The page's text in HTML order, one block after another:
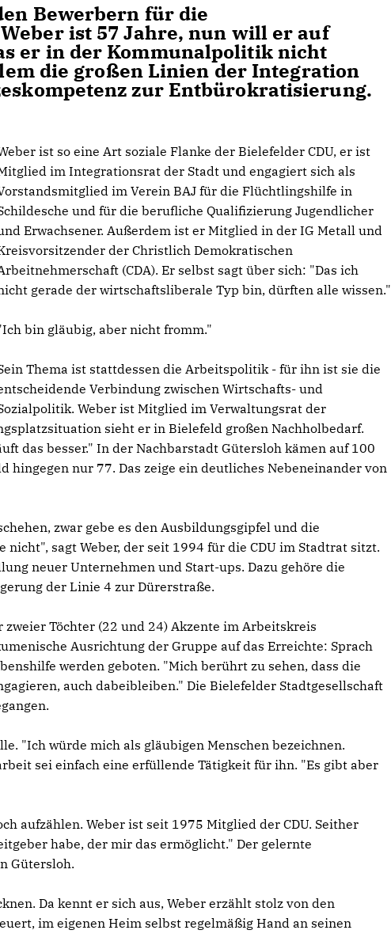
Bewerbern für die
ist 57 Jahre, nun will er auf
er in der Kommunalpolitik nicht
die großen Linien der Integration
zur Entbürokratisierung.
ist so eine Art soziale Flanke der Bielefelder CDU, er ist
im Integrationsrat der Stadt und engagiert sich als
im Verein BAJ für die Flüchtlingshilfe in
und für die berufliche Qualifizierung Jugendlicher
Erwachsener. Außerdem ist er Mitglied in der IG Metall und
der Christlich Demokratischen
(CDA). Er selbst sagt über sich: "Das ich
gerade der wirtschaftsliberale Typ bin, dürften alle wissen."
bin gläubig, aber nicht fromm."
Thema ist stattdessen die Arbeitspolitik - für ihn ist sie die
Verbindung zwischen Wirtschafts- und
Weber ist Mitglied im Verwaltungsrat der
sieht er in Bielefeld großen Nachholbedarf.
das besser." In der Nachbarstadt Gütersloh kämen auf 100
nur 77. Das zeige ein deutliches Nebeneinander von
zwar gebe es den Ausbildungsgipfel und die
sagt Weber, der seit 1994 für die CDU im Stadtrat sitzt.
neuer Unternehmen und Start-ups. Dazu gehöre die
der Linie 4 zur Dürerstraße.
Töchter (22 und 24) Akzente im Arbeitskreis
Ausrichtung der Gruppe auf das Erreichte: Sprach
werden geboten. "Mich berührt zu sehen, dass die
auch dabeibleiben." Die Bielefelder Stadtgesellschaft
"Ich würde mich als gläubigen Menschen bezeichnen.
sei einfach eine erfüllende Tätigkeit für ihn. "Es gibt aber
aufzählen. Weber ist seit 1975 Mitglied der CDU. Seither
habe, der mir das ermöglicht." Der gelernte
Gütersloh.
Da kennt er sich aus, Weber erzählt stolz von den
im eigenen Heim selbst regelmäßig Hand an seinen